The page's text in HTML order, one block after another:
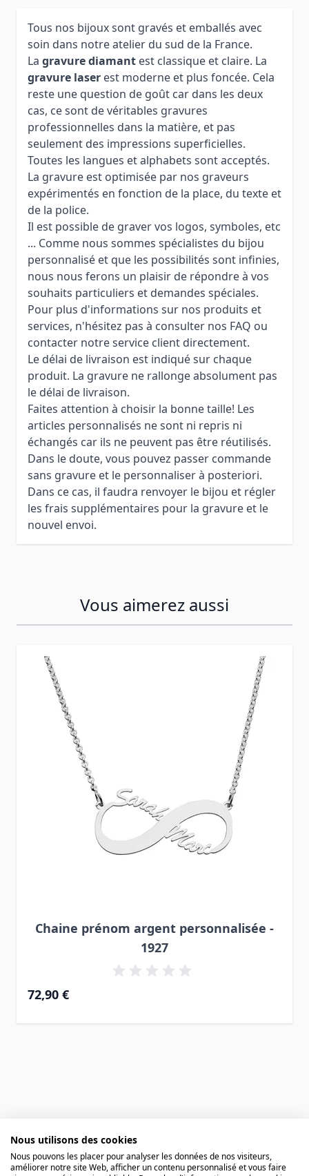
Tous nos bijoux sont gravés et emballés avec
soin dans notre atelier du sud de la France.
La gravure diamant est classique et claire. La
gravure laser est moderne et plus foncée. Cela
reste une question de goût car dans les deux
cas, ce sont de véritables gravures
professionnelles dans la matière, et pas
seulement des impressions superficielles.
Toutes les langues et alphabets sont acceptés.
La gravure est optimisée par nos graveurs
expérimentés en fonction de la place, du texte et
de la police.
Il est possible de graver vos logos, symboles, etc
... Comme nous sommes spécialistes du bijou
personnalisé et que les possibilités sont infinies,
nous nous ferons un plaisir de répondre à vos
souhaits particuliers et demandes spéciales.
Pour plus d'informations sur nos produits et
services, n'hésitez pas à consulter nos FAQ ou
contacter notre service client directement.
Le délai de livraison est indiqué sur chaque
produit. La gravure ne rallonge absolument pas
le délai de livraison.
Faites attention à choisir la bonne taille! Les
articles personnalisés ne sont ni repris ni
échangés car ils ne peuvent pas être réutilisés.
Dans le doute, vous pouvez passer commande
sans gravure et le personnaliser à posteriori.
Dans ce cas, il faudra renvoyer le bijou et régler
les frais supplémentaires pour la gravure et le
nouvel envoi.
Vous aimerez aussi
Chaine prénom argent personnalisée -
1927
72,90 €
Avis des clients
Nous utilisons des cookies
Nous pouvons les placer pour analyser les données de nos visiteurs,
améliorer notre site Web, afficher un contenu personnalisé et vous faire